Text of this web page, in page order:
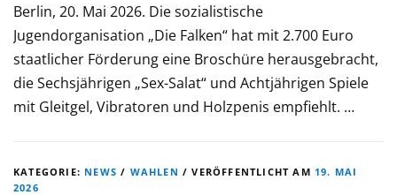
Berlin, 20. Mai 2026. Die sozialistische
Jugendorganisation „Die Falken“ hat mit 2.700 Euro
staatlicher Förderung eine Broschüre herausgebracht,
die Sechsjährigen „Sex-Salat“ und Achtjährigen Spiele
mit Gleitgel, Vibratoren und Holzpenis empfiehlt. …
KATEGORIE: NEWS / WAHLEN /VERÖFFENTLICHT AM 19. MAI
2026